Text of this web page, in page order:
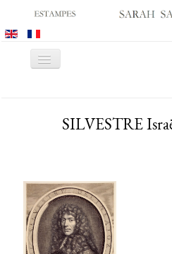
Basculer
GALERIE
ESTAMPES
ESTAMPES
ARCHIVES
SILVESTRE